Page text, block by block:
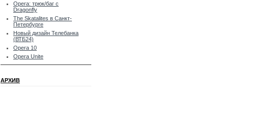
Opera: трюк/баг с
Dragonfly
The Skatalites в Санкт-
Петербурге
Новый дизайн Телебанка
(ВТБ24)
Opera 10
Opera Unite
АРХИВ